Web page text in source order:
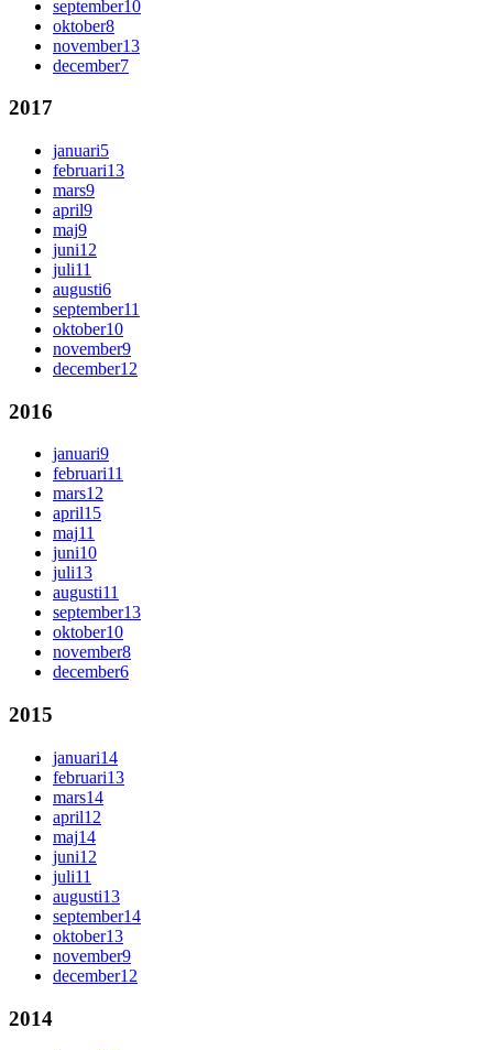
september10
oktober8
november13
december7
2017
januari5
februari13
mars9
april9
maj9
juni12
juli11
augusti6
september11
oktober10
november9
december12
2016
januari9
februari11
mars12
april15
maj11
juni10
juli13
augusti11
september13
oktober10
november8
december6
2015
januari14
februari13
mars14
april12
maj14
juni12
juli11
augusti13
september14
oktober13
november9
december12
2014